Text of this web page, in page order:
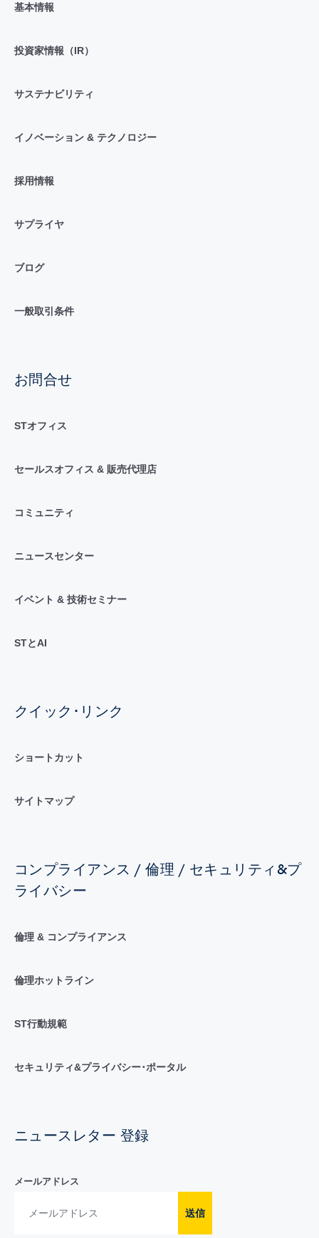
基本情報
投資家情報（IR）
サステナビリティ
イノベーション & テクノロジー
採用情報
サプライヤ
ブログ
一般取引条件
お問合せ
STオフィス
セールスオフィス & 販売代理店
コミュニティ
ニュースセンター
イベント & 技術セミナー
STとAI
クイック･リンク
ショートカット
サイトマップ
コンプライアンス / 倫理 / セキュリティ&プ
ライバシー
倫理 & コンプライアンス
倫理ホットライン
ST行動規範
セキュリティ&プライバシー･ポータル
ニュースレター 登録
メールアドレス
送信